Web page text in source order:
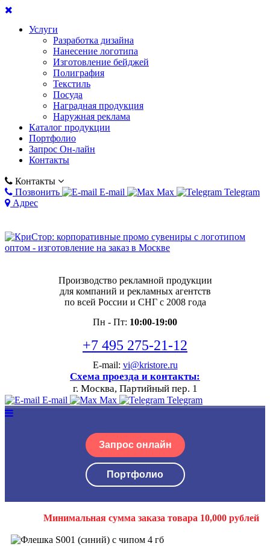
Услуги
Разработка дизайна
Нанесение логотипа
Изготовление бейджей
Полиграфия
Текстиль
Посуда
Наградная продукция
Наружная реклама
Каталог продукции
Портфолио
Запрос Он-лайн
Контакты
Контакты
Позвонить
E-mail Max
Telegram
Адрес
Производство рекламной продукции
для компаний и рекламных агентств
по всей России и СНГ с 2008 года
Пн - Пт: 10:00-19:00
+7 495 275-21-12
E-mail: vi@kristore.ru
Схема проезда и контакты:
г. Москва, Партийный пер. 1
E-mail Max Telegram
Запрос онлайн
Портфолио
Минимальная сумма заказа товара 10,000 рублей